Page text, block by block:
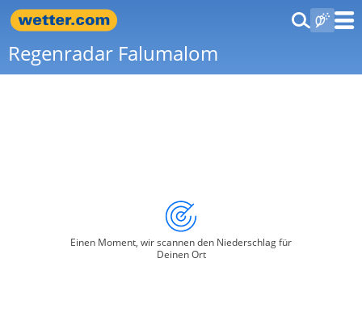
Regenradar Falumalom
Einen Moment, wir scannen den Niederschlag für
Deinen Ort